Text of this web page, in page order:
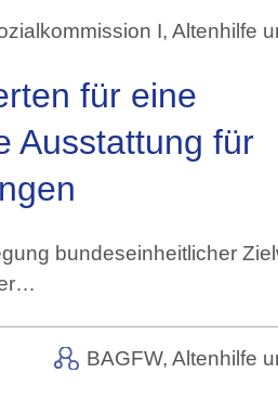
I, Altenhilfe
für eine
Ausstattung für
bundeseinheitlicher
BAGFW, Altenhilfe